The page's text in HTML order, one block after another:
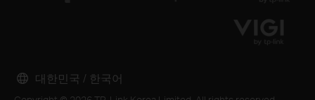
대한민국 / 한국어